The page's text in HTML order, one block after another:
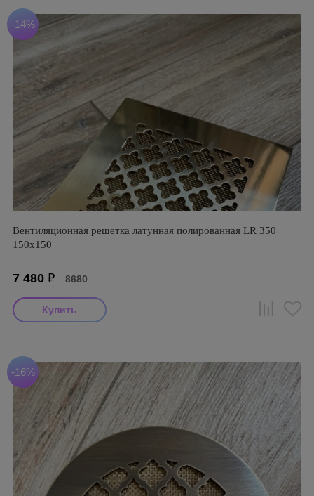
-14%
Вентиляционная решетка латунная полированная LR 350
150х150
7 480 ₽ 8680
-16%